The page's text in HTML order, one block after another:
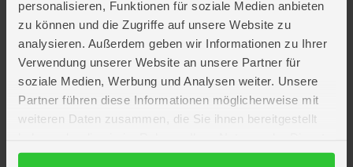
personalisieren, Funktionen für soziale Medien anbieten
zu können und die Zugriffe auf unsere Website zu
analysieren. Außerdem geben wir Informationen zu Ihrer
Verwendung unserer Website an unsere Partner für
soziale Medien, Werbung und Analysen weiter. Unsere
Partner führen diese Informationen möglicherweise mit
weiteren Daten zusammen, die Sie ihnen bereitgestellt
gesammelt haben.
Kein Angebot mehr verpassen
Zum Newsletter anmelden & Vorteile sichern
Anmelden